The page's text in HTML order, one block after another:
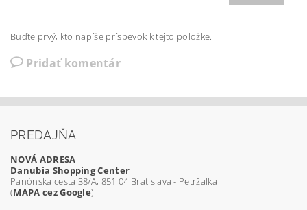
Buďte prvý, kto napíše príspevok k tejto položke.
Pridať komentár
PREDAJŇA
NOVÁ ADRESA
Danubia Shopping Center
Panónska cesta 38/A, 851 04 Bratislava - Petržalka
(MAPA cez Google)